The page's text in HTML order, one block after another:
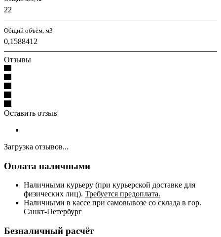
22
Общий объём, м3
0,1588412
Отзывы
Оставить отзыв
Загрузка отзывов...
Оплата наличными
Наличными курьеру (при курьерской доставке для
физических лиц). Требуется предоплата.
Наличными в кассе при самовывозе со склада в гор.
Санкт-Петербург
Безналичный расчёт